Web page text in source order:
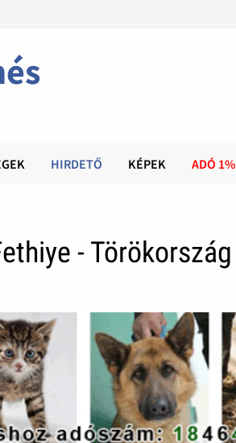
HIRDETŐ KÉPEK ADÓ 1%
- Törökország